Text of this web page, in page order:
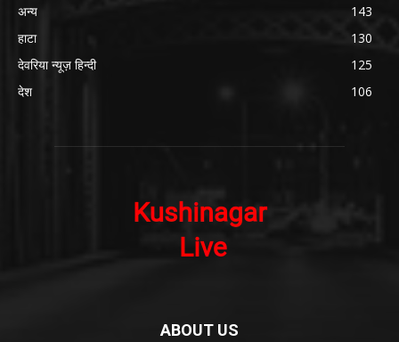
अन्य
143
हाटा
130
देवरिया न्यूज़ हिन्दी
125
देश
106
ABOUT US